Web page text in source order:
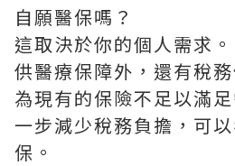
自願醫保嗎？
這取決於你的個人需求
供醫療保障外，還有稅
為現有的保險不足以滿
一步減少稅務負擔，可
保。